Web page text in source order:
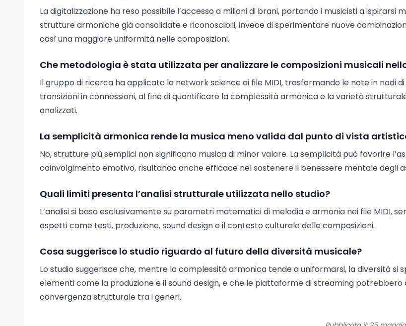
La digitalizzazione ha reso possibile l’accesso a milioni di brani, portando i musicisti a ispirarsi
strutture armoniche già consolidate e riconoscibili, invece di sperimentare nuove
così una maggiore uniformità nelle composizioni.
Che metodologia è stata utilizzata per analizzare le composizioni musicali
Il gruppo di ricerca ha applicato la network science ai file MIDI, trasformando le note in nodi
transizioni in connessioni, al fine di quantificare la complessità armonica e la varietà
analizzati.
La semplicità armonica rende la musica meno valida dal punto di vista
No, strutture più semplici non significano musica di minor valore. La semplicità può favorire
coinvolgimento emotivo, risultando anche efficace nel sostenere il benessere mentale degli
Quali limiti presenta l’analisi strutturale utilizzata nello studio?
L’analisi si basa esclusivamente su parametri matematici di melodia e armonia nei file MIDI,
aspetti come testi, produzione, sound design o il contesto culturale delle composizioni.
Cosa suggerisce lo studio riguardo al futuro della diversità musicale?
Lo studio suggerisce che, mentre la complessità armonica tende a uniformarsi, la diversità si
elementi come la produzione e il sound design, e che le piattaforme di streaming
convergenza strutturale tra i generi.